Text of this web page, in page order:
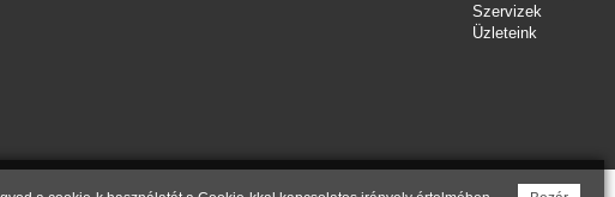
Szervizek
Üzleteink